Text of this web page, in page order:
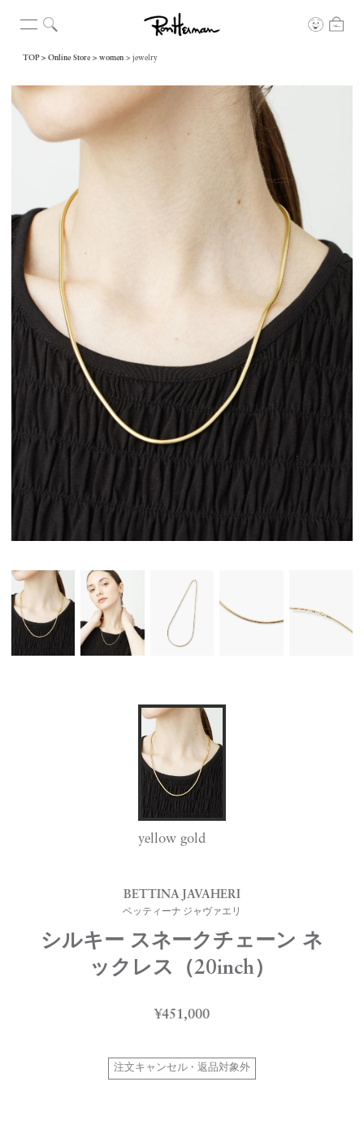
TOP Online Store women jewelry
yellow gold
BETTINA JAVAHERI
ベッティーナ ジャヴァエリ
シルキー スネークチェーン ネ
ックレス（20inch）
¥451,000
注文キャンセル・返品対象外